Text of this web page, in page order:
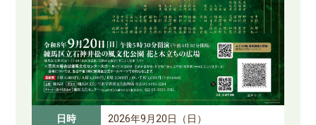
日時 2026年9月20日（日）